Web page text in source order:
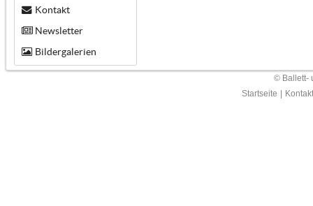
Kontakt
Newsletter
Bildergalerien
© Ballett-
Startseite
Kontakt